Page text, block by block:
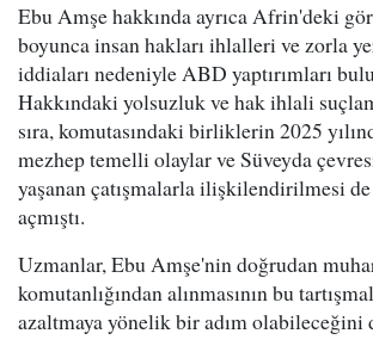
Ebu Amşe hakkında ayrıca Afrin'deki
boyunca insan hakları ihlalleri ve zorla
iddiaları nedeniyle ABD yaptırımları
Hakkındaki yolsuzluk ve hak ihlali
sıra, komutasındaki birliklerin 2025
mezhep temelli olaylar ve Süveyda
yaşanan çatışmalarla ilişkilendirilmesi
açmıştı.
Uzmanlar, Ebu Amşe'nin doğrudan
komutanlığından alınmasının bu
azaltmaya yönelik bir adım olabileceğini